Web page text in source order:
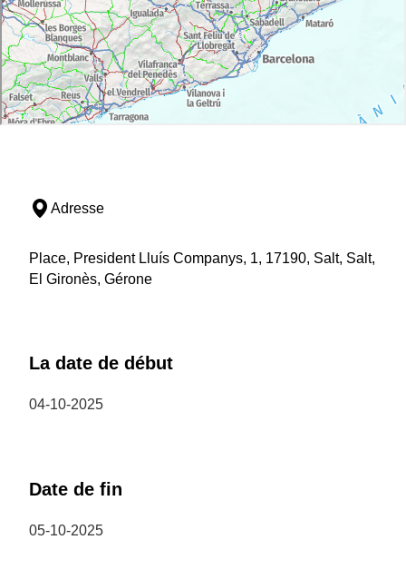
Adresse
Place, President Lluís Companys, 1, 17190, Salt, Salt,
El Gironès, Gérone
La date de début
04-10-2025
Date de fin
05-10-2025